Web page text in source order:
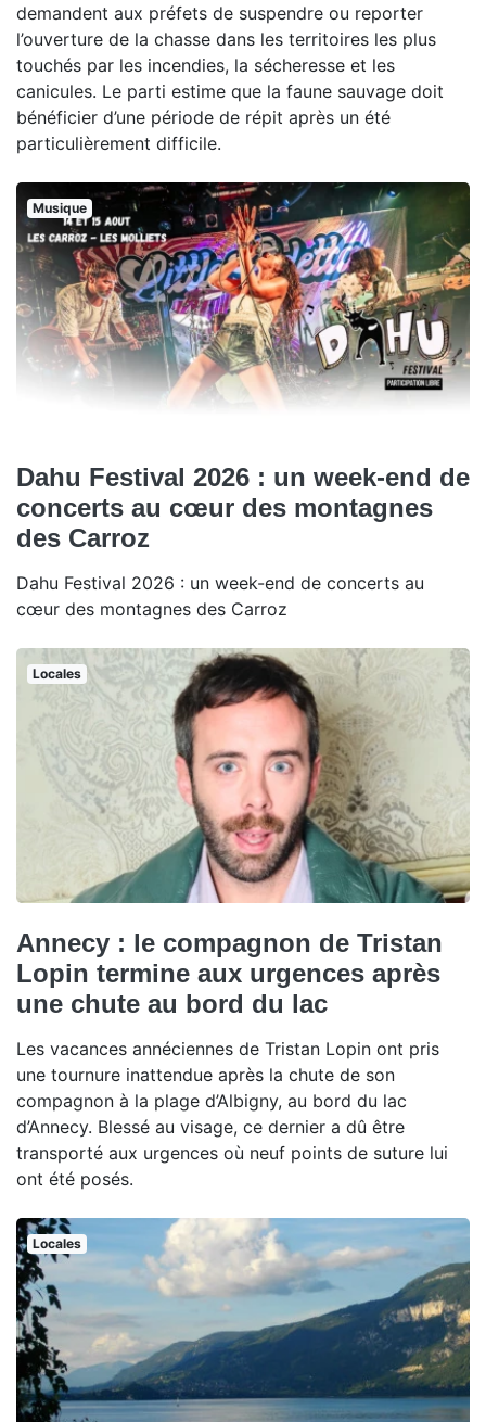
demandent aux préfets de suspendre ou reporter
l’ouverture de la chasse dans les territoires les plus
touchés par les incendies, la sécheresse et les
canicules. Le parti estime que la faune sauvage doit
bénéficier d’une période de répit après un été
particulièrement difficile.
Musique
Dahu Festival 2026 : un week-end de
concerts au cœur des montagnes
des Carroz
Dahu Festival 2026 : un week-end de concerts au
cœur des montagnes des Carroz
Locales
Annecy : le compagnon de Tristan
Lopin termine aux urgences après
une chute au bord du lac
Les vacances annéciennes de Tristan Lopin ont pris
une tournure inattendue après la chute de son
compagnon à la plage d’Albigny, au bord du lac
d’Annecy. Blessé au visage, ce dernier a dû être
transporté aux urgences où neuf points de suture lui
ont été posés.
Locales